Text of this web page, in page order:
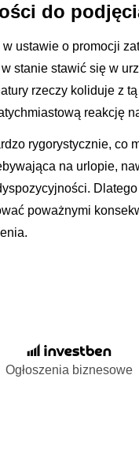
do
ustawie o promocji
stanie stawić się w
rzeczy koliduje z
reakcję
rygorystycznie, co
na urlopie,
poważnymi
Ogłoszenia biznesowe